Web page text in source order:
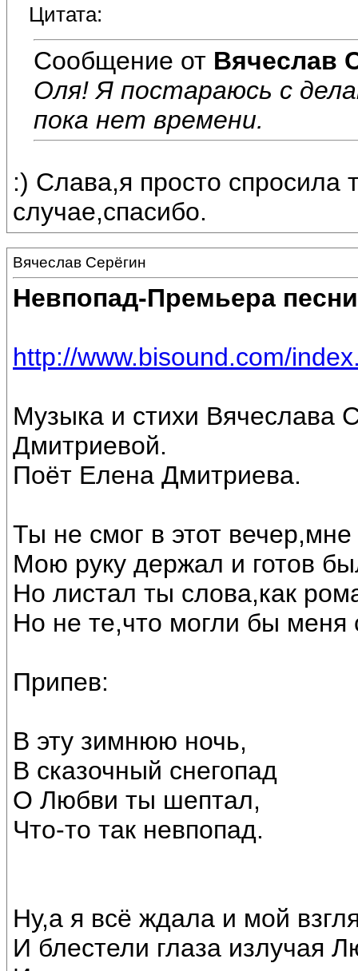
Цитата:
Сообщение от Вячеслав
Оля! Я постараюсь с
пока нет времени.
:) Слава,я просто
случае,спасибо.
Вячеслав Серёгин
Невпопад-Премьера
http://www.bisound.com/
Музыка и стихи Вячеслава
Дмитриевой.
Поёт Елена Дмитриева.
Ты не смог в этот
Мою руку держал и готов
Но листал ты слова,как
Но не те,что могли бы меня
Припев:
В эту зимнюю ночь,
В сказочный снегопад
О Любви ты шептал,
Что-то так невпопад.
Ну,а я всё ждала и мой
И блестели глаза излучая